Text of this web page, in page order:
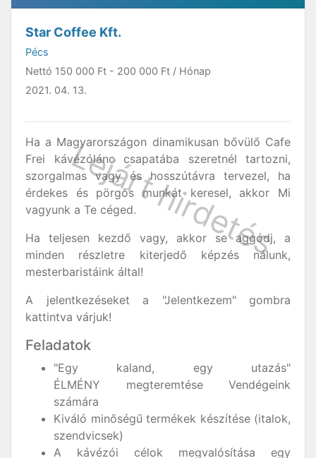
Star Coffee Kft.
Pécs
Nettó 150 000 Ft - 200 000 Ft / Hónap
2021. 04. 13.
Ha a Magyarországon dinamikusan bővülő Cafe
Frei kávézólánc csapatába szeretnél tartozni,
szorgalmas vagy és hosszútávra tervezel, ha
érdekes és pörgős munkát keresel, akkor Mi
vagyunk a Te céged.
Ha teljesen kezdő vagy, akkor se aggódj, a
minden részletre kiterjedő képzés nálunk,
mesterbaristáink által!
A jelentkezéseket a "Jelentkezem" gombra
kattintva várjuk!
Feladatok
"Egy kaland, egy utazás"
ÉLMÉNY megteremtése Vendégeink
számára
Kiváló minőségű termékek készítése (italok,
szendvicsek)
A kávézói célok megvalósítása egy